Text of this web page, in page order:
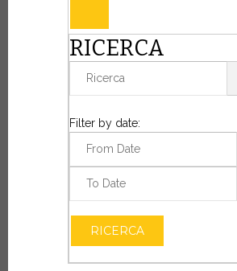
RICERCA
Filter by date:
RICERCA